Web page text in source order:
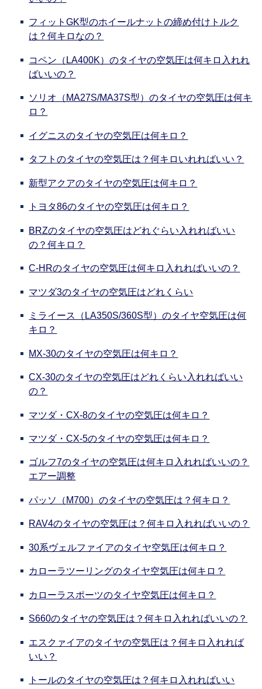
フィットGK型のホイールナットの締め付けトルク
は？何キロなの？
コペン（LA400K）のタイヤの空気圧は何キロ入れれ
ばいいの？
ソリオ（MA27S/MA37S型）のタイヤの空気圧は何キ
ロ？
イグニスのタイヤの空気圧は何キロ？
タフトのタイヤの空気圧は？何キロいれればいい？
新型アクアのタイヤの空気圧は何キロ？
トヨタ86のタイヤの空気圧は何キロ？
BRZのタイヤの空気圧はどれぐらい入れればいい
の？何キロ？
C-HRのタイヤの空気圧は何キロ入れればいいの？
マツダ3のタイヤの空気圧はどれくらい
ミライース（LA350S/360S型）のタイヤ空気圧は何
キロ？
MX-30のタイヤの空気圧は何キロ？
CX-30のタイヤの空気圧はどれくらい入れればいい
の？
マツダ・CX-8のタイヤの空気圧は何キロ？
マツダ・CX-5のタイヤの空気圧は何キロ？
ゴルフ7のタイヤの空気圧は何キロ入れればいいの？
エアー調整
パッソ（M700）のタイヤの空気圧は？何キロ？
RAV4のタイヤの空気圧は？何キロ入れればいいの？
30系ヴェルファイアのタイヤ空気圧は何キロ？
カローラツーリングのタイヤ空気圧は何キロ？
カローラスポーツのタイヤ空気圧は何キロ？
S660のタイヤの空気圧は？何キロ入れればいいの？
エスクァイアのタイヤの空気圧は？何キロ入れれば
いい？
トールのタイヤの空気圧は？何キロ入れればいい